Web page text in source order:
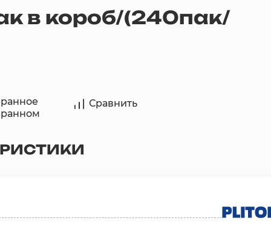
в короб/(240пак/
Сравнить